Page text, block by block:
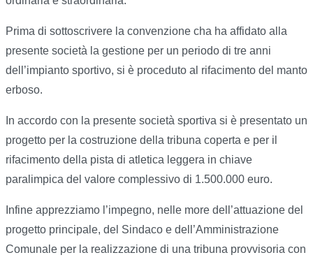
Prima di sottoscrivere la convenzione cha ha affidato alla
presente società la gestione per un periodo di tre anni
dell’impianto sportivo, si è proceduto al rifacimento del manto
erboso.
In accordo con la presente società sportiva si è presentato un
progetto per la costruzione della tribuna coperta e per il
rifacimento della pista di atletica leggera in chiave
paralimpica del valore complessivo di 1.500.000 euro.
Infine apprezziamo l’impegno, nelle more dell’attuazione del
progetto principale, del Sindaco e dell’Amministrazione
Comunale per la realizzazione di una tribuna provvisoria con